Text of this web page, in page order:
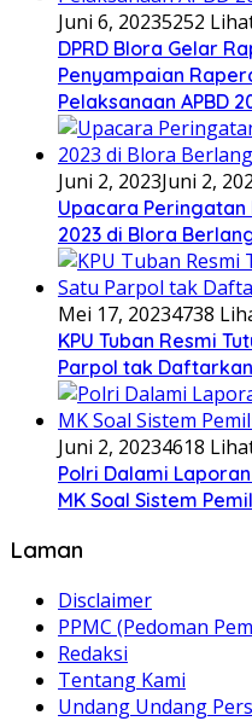
Juni 6, 20235252
DPRD Blora Gelar
Penyampaian
Pelaksanaan APBD
Juni 2, 2023Juni 2,
Upacara Peringatan
2023 di Blora
Mei 17, 20234738
KPU Tuban Resmi
Parpol tak
Juni 2, 20234618
Polri Dalami
MK Soal Sistem
Laman
Disclaimer
PPMC (Pedoman
Redaksi
Tentang Kami
Undang Undang Pers